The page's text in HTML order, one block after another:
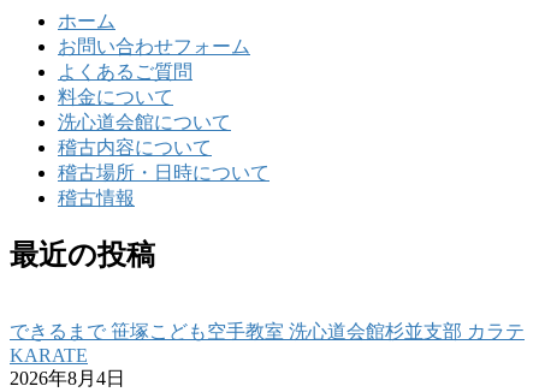
ホーム
お問い合わせフォーム
よくあるご質問
料金について
洗心道会館について
稽古内容について
稽古場所・日時について
稽古情報
最近の投稿
できるまで 笹塚こども空手教室 洗心道会館杉並支部 カラテ
KARATE
2026年8月4日